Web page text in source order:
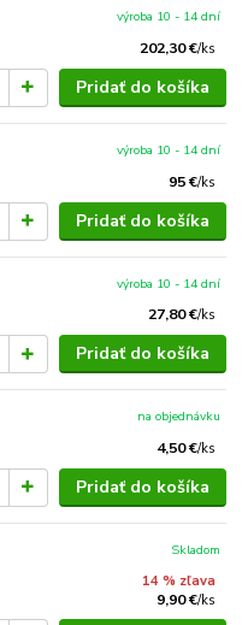
202,30 €/ks
výroba 10 - 14 dní
Pridať do košíka
95 €/ks
výroba 10 - 14 dní
Pridať do košíka
27,80 €/ks
výroba 10 - 14 dní
Pridať do košíka
4,50 €/ks
na objednávku
Pridať do košíka
14 % zľava
9,90 €/ks
Skladom